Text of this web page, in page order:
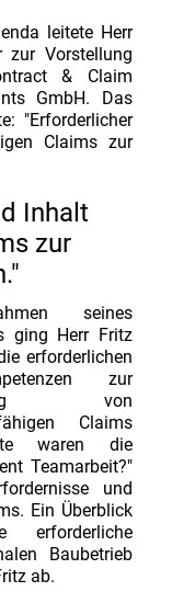
leitete Herr
zur Vorstellung
& Claim
GmbH. Das
"Erforderlicher
Claims zur
Inhalt
zur
seines
ging Herr Fritz
erforderlichen
zur
von
Claims
waren die
Teamarbeit?"
und
Ein Überblick
Baubetrieb
ab.